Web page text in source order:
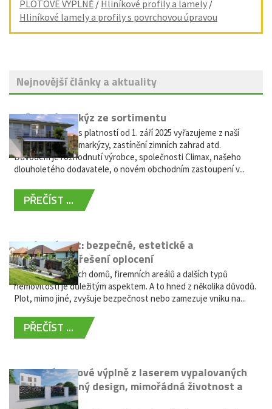
PLOTOVÉ VÝPLNĚ / Hliníkové profily a lamely /
Hliníkové lamely a profily s povrchovou úpravou
Nejnovější články a aktuality
Vyřazení markýz ze sortimentu
Vážení zákazníci, s platností od 1. září 2025 vyřazujeme z naší
nabídky výsuvné markýzy, zastínění zimních zahrad atd.
Důvodem je rozhodnutí výrobce, společnosti Climax, našeho
dlouholetého dodavatele, o novém obchodním zastoupení v...
PŘEČÍST ...
Hliníkový plot: bezpečné, estetické a
bezúdržbové řešení oplocení
Oplocení rodinných domů, firemních areálů a dalších typů
nemovitostí je důležitým aspektem. A to hned z několika důvodů.
Plot, mimo jiné, zvyšuje bezpečnost nebo zamezuje vniku na...
PŘEČÍST ...
Moderní plotové výplně z laserem vypalovaných
kovů: výjimečný design, mimořádná životnost a
žádná údržba